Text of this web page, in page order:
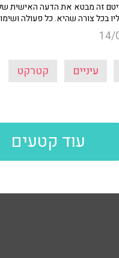
זה מבטא את הדעה האישית
בכל צורה שהיא. כל פעולה
14/
עיניים קטרקט
עוד קטעים